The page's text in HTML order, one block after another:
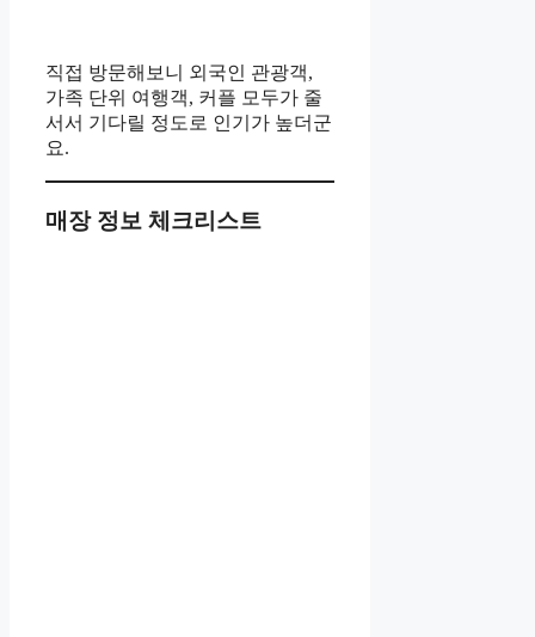
직접 방문해보니 외국인 관광객,
가족 단위 여행객, 커플 모두가 줄
서서 기다릴 정도로 인기가 높더군
요.
매장 정보 체크리스트